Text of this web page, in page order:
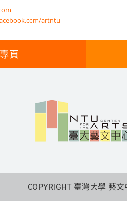
artntu
頁
COPYRIGHT 臺灣大學 藝